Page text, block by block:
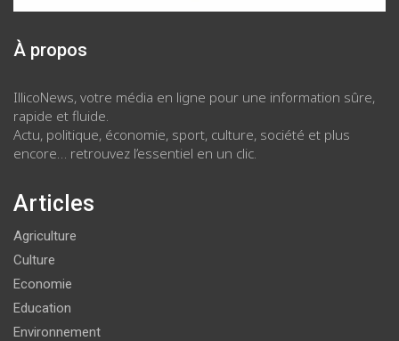
À propos
IllicoNews, votre média en ligne pour une information sûre,
rapide et fluide.
Actu, politique, économie, sport, culture, société et plus
encore… retrouvez l’essentiel en un clic.
Articles
Agriculture
Culture
Economie
Education
Environnement